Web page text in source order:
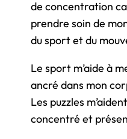
de concentration
prendre soin de
du sport et du
Le sport m’aide à
ancré dans mon
Les puzzles
concentré et